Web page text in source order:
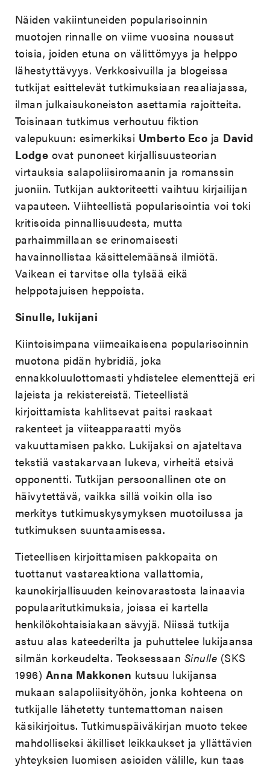
Näiden vakiintuneiden popularisoinnin
muotojen rinnalle on viime vuosina noussut
toisia, joiden etuna on välittömyys ja helppo
lähestyttävyys. Verkkosivuilla ja blogeissa
tutkijat esittelevät tutkimuksiaan reaaliajassa,
ilman julkaisukoneiston asettamia rajoitteita.
Toisinaan tutkimus verhoutuu fiktion
valepukuun: esimerkiksi Umberto Eco ja David
Lodge ovat punoneet kirjallisuusteorian
virtauksia salapoliisiromaanin ja romanssin
juoniin. Tutkijan auktoriteetti vaihtuu kirjailijan
vapauteen. Viihteellistä popularisointia voi toki
kritisoida pinnallisuudesta, mutta
parhaimmillaan se erinomaisesti
havainnollistaa käsittelemäänsä ilmiötä.
Vaikean ei tarvitse olla tylsää eikä
helppotajuisen heppoista.
Sinulle, lukijani
Kiintoisimpana viimeaikaisena popularisoinnin
muotona pidän hybridiä, joka
ennakkoluulottomasti yhdistelee elementtejä eri
lajeista ja rekistereistä. Tieteellistä
kirjoittamista kahlitsevat paitsi raskaat
rakenteet ja viiteapparaatti myös
vakuuttamisen pakko. Lukijaksi on ajateltava
tekstiä vastakarvaan lukeva, virheitä etsivä
opponentti. Tutkijan persoonallinen ote on
häivytettävä, vaikka sillä voikin olla iso
merkitys tutkimuskysymyksen muotoilussa ja
tutkimuksen suuntaamisessa.
Tieteellisen kirjoittamisen pakkopaita on
tuottanut vastareaktiona vallattomia,
kaunokirjallisuuden keinovarastosta lainaavia
populaaritutkimuksia, joissa ei kartella
henkilökohtaisiakaan sävyjä. Niissä tutkija
astuu alas kateederilta ja puhuttelee lukijaansa
silmän korkeudelta. Teoksessaan Sinulle (SKS
1996) Anna Makkonen kutsuu lukijansa
mukaan salapoliisityöhön, jonka kohteena on
tutkijalle lähetetty tuntemattoman naisen
käsikirjoitus. Tutkimuspäiväkirjan muoto tekee
mahdolliseksi äkilliset leikkaukset ja yllättävien
yhteyksien luomisen asioiden välille, kun taas